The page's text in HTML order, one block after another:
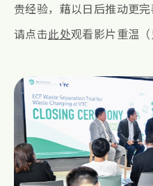
贵经验，藉以日后推动更完
请点击此处观看影片重温（